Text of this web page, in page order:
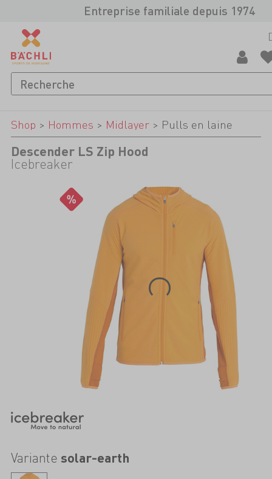
Entreprise familiale depuis 1974
Shop > Hommes > Midlayer> Pulls en laine
Descender LS Zip Hood
Icebreaker
Variante solar-earth